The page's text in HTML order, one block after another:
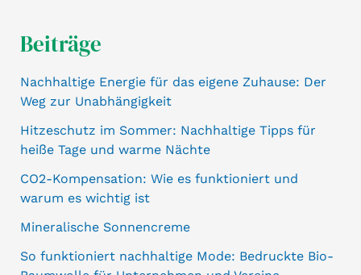
Beiträge
Nachhaltige Energie für das eigene Zuhause: Der
Weg zur Unabhängigkeit
Hitzeschutz im Sommer: Nachhaltige Tipps für
heiße Tage und warme Nächte
CO2-Kompensation: Wie es funktioniert und
warum es wichtig ist
Mineralische Sonnencreme
So funktioniert nachhaltige Mode: Bedruckte Bio-